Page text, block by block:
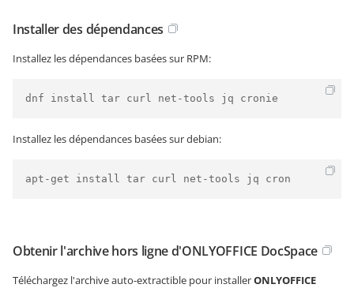
Installer des dépendances
Installez les dépendances basées sur RPM:
dnf install tar curl net-tools jq cronie
Installez les dépendances basées sur debian:
apt-get install tar curl net-tools jq cron
Obtenir l'archive hors ligne d'ONLYOFFICE DocSpace
Téléchargez l'archive auto-extractible pour installerONLYOFFICE